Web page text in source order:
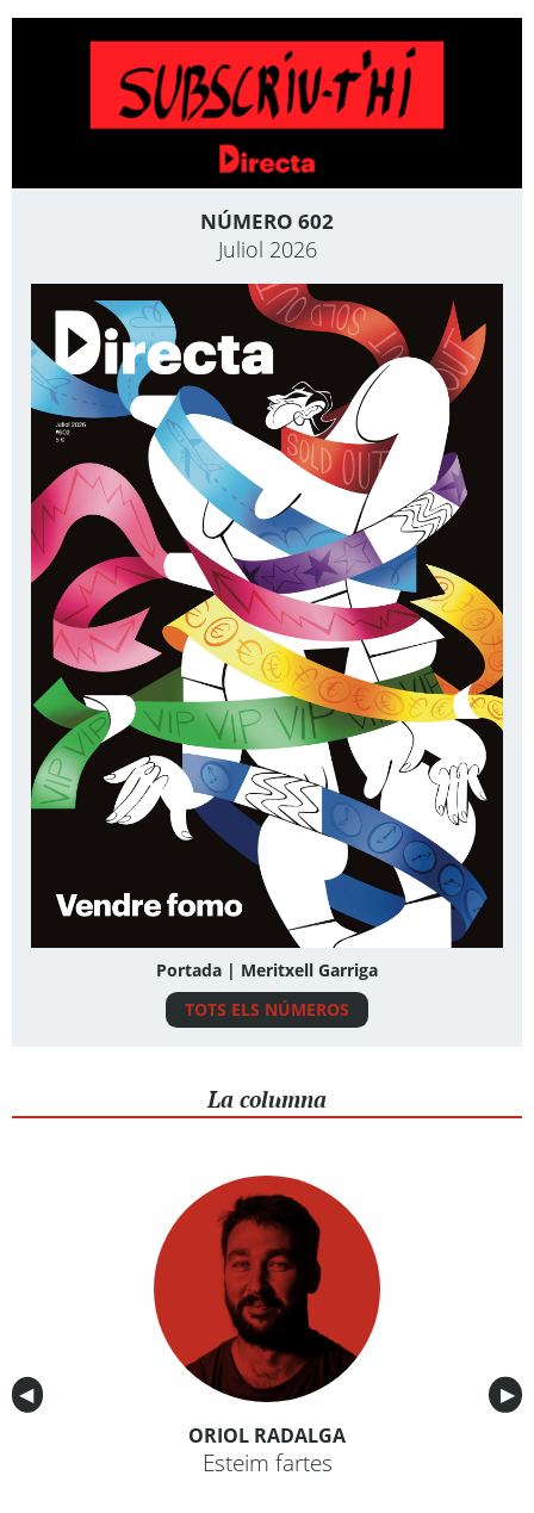
NÚMERO 602
Juliol 2026
Portada | Meritxell Garriga
TOTS ELS NÚMEROS
La columna
Anterior
◀︎ ▶︎
ORIOL RADALGA
Esteim fartes